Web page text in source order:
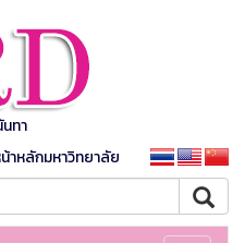
ทา
าหลักมหาวิทยาลัย